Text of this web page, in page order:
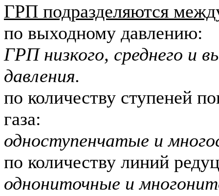
ГРП подразделяются
по выходному давлению:
ГРП низкого, среднего и
давления.
по количеству ступеней
газа:
одноступенчатые и
по количеству линий
однониточные и